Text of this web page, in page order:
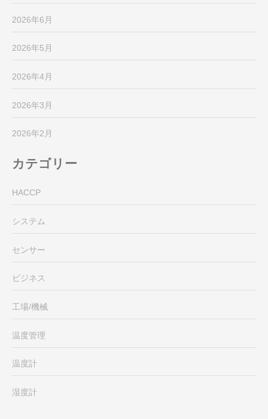
2026年6月
2026年5月
2026年4月
2026年3月
2026年2月
カテゴリー
HACCP
システム
センサー
ビジネス
工場/機械
温度管理
温度計
湿度計